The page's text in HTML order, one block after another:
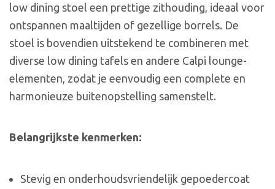
low dining stoel een prettige zithouding, ideaal voor
ontspannen maaltijden of gezellige borrels. De
stoel is bovendien uitstekend te combineren met
diverse low dining tafels en andere Calpi lounge-
elementen, zodat je eenvoudig een complete en
harmonieuze buitenopstelling samenstelt.
Belangrijkste kenmerken:
Stevig en onderhoudsvriendelijk gepoedercoat